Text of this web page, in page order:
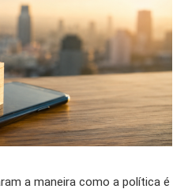
a maneira como a política é